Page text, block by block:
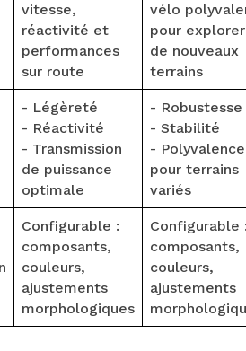
vitesse,
réactivité et
performances
sur route
vélo
pour explorer
de nouveaux
terrains
- Légèreté
- Réactivité
- Transmission
de puissance
optimale
- Robustesse
- Stabilité
- Polyvalence
pour terrains
variés
Configurable :
composants,
couleurs,
ajustements
morphologiques
Configurable
composants,
couleurs,
ajustements